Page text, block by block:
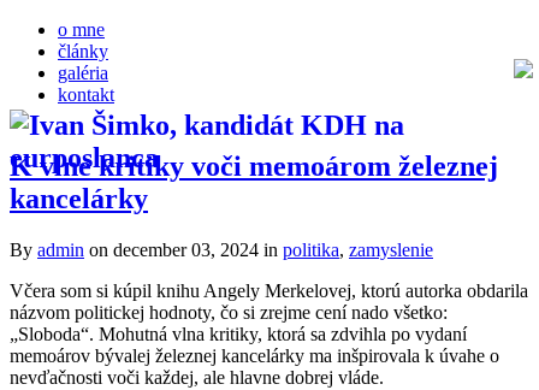
o mne
články
galéria
kontakt
K vlne kritiky voči memoárom železnej
kancelárky
By admin on december 03, 2024 in politika, zamyslenie
Včera som si kúpil knihu Angely Merkelovej, ktorú autorka obdarila
názvom politickej hodnoty, čo si zrejme cení nado všetko:
„Sloboda“. Mohutná vlna kritiky, ktorá sa zdvihla po vydaní
memoárov bývalej železnej kancelárky ma inšpirovala k úvahe o
nevďačnosti voči každej, ale hlavne dobrej vláde.